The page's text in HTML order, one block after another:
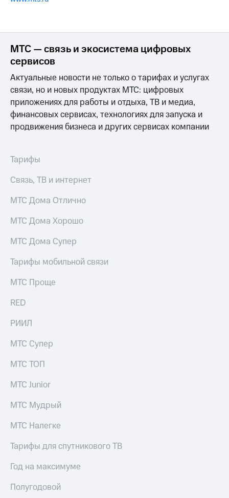
МТС — связь и экосистема цифровых
сервисов
Актуальные новости не только о тарифах и услугах
связи, но и новых продуктах МТС: цифровых
приложениях для работы и отдыха, ТВ и медиа,
финансовых сервисах, технологиях для запуска и
продвижения бизнеса и других сервисах компании
Тарифы
Связь, ТВ и интернет
МТС Дома Отлично
МТС Дома Хорошо
МТС Дома Супер
Тарифы мобильной связи
МТС Проще
RED
РИИЛ
МТС Супер
МТС ТОП
МТС Junior
МТС Мудрый
МТС Налегке
Тарифы для спутникового ТВ
Год на максимуме
Полугодовой